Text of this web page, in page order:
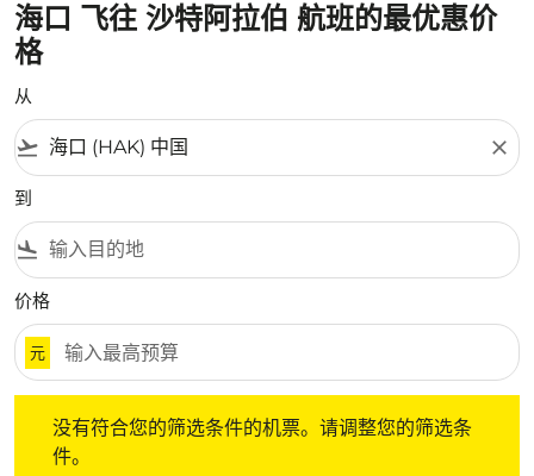
海口 飞往 沙特阿拉伯 航班的最优惠价
格
从
flight_takeoff close
到
flight_land
价格
元
没有符合您的筛选条件的机票。请调整您的筛选条
件。